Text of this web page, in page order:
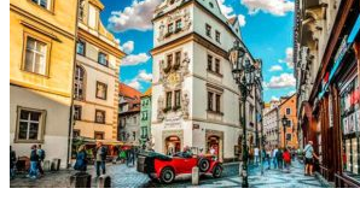
квитки
у
Прагу
зі
Львова
2600₴.
Прямі